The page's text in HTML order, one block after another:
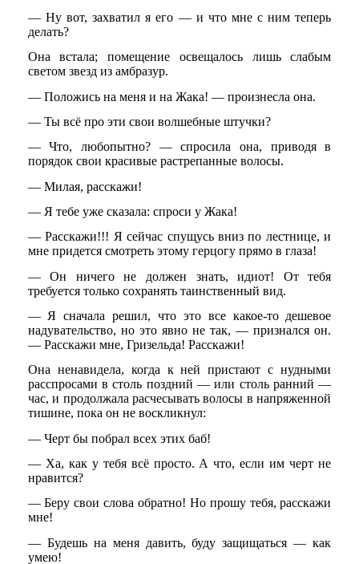
— Ну вот, захватил я его — и что мне с ним теперь
делать?
Она встала; помещение освещалось лишь слабым
светом звезд из амбразур.
— Положись на меня и на Жака! — произнесла она.
— Ты всё про эти свои волшебные штучки?
— Что, любопытно? — спросила она, приводя в
порядок свои красивые растрепанные волосы.
— Милая, расскажи!
— Я тебе уже сказала: спроси у Жака!
— Расскажи!!! Я сейчас спущусь вниз по лестнице, и
мне придется смотреть этому герцогу прямо в глаза!
— Он ничего не должен знать, идиот! От тебя
требуется только сохранять таинственный вид.
— Я сначала решил, что это все какое-то дешевое
надувательство, но это явно не так, — признался он.
— Расскажи мне, Гризельда! Расскажи!
Она ненавидела, когда к ней пристают с нудными
расспросами в столь поздний — или столь ранний —
час, и продолжала расчесывать волосы в напряженной
тишине, пока он не воскликнул:
— Черт бы побрал всех этих баб!
— Ха, как у тебя всё просто. А что, если им черт не
нравится?
— Беру свои слова обратно! Но прошу тебя, расскажи
мне!
— Будешь на меня давить, буду защищаться — как
умею!